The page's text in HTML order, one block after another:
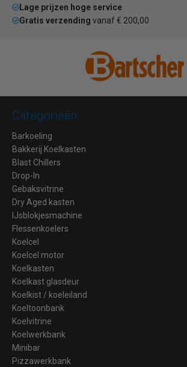
Lage prijzen hoge service
Gratis verzending vanaf € 200,00
Categorieën
Barkoeling
Bakkerij Koelkasten
Blast Chillers
Drop-In
Gebaksvitrine
Dry Aged kasten
IJsblokjesmachine
Flessenkoelers
Koelcel
Koelcel motor
Koelkasten
Koelkast glasdeur
Koelkist / koeleiland
Koeltoonbank
Koelvitrine
Koelwerkbank
Minibar
Pizzawerkbank